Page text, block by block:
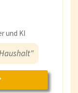
und KI